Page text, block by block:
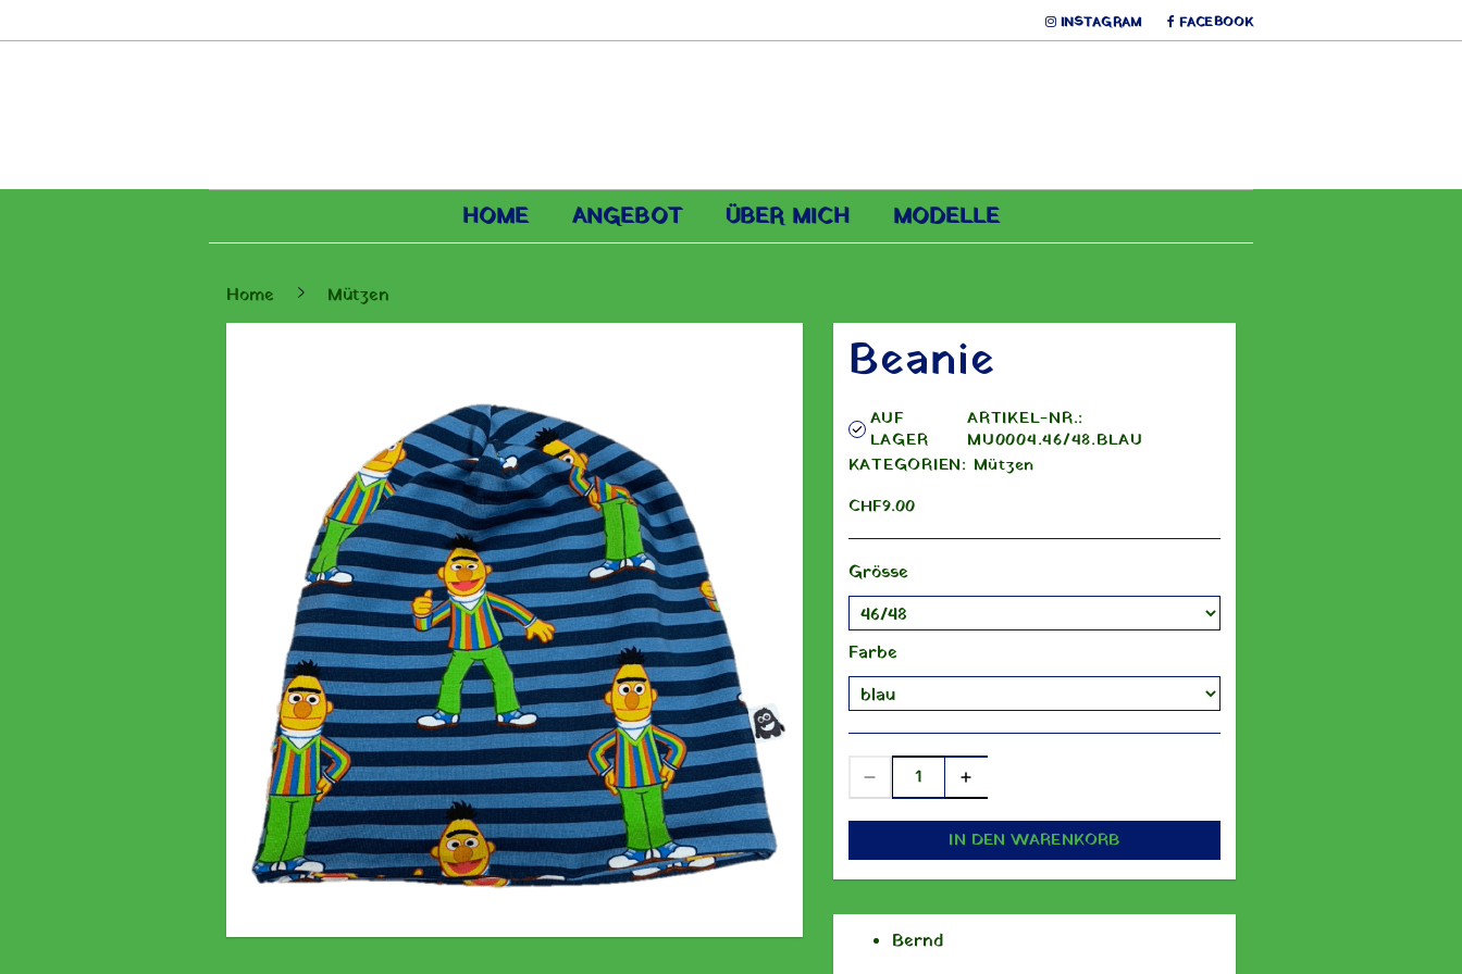
INSTAGRAM FACEBOOK
HOME ANGEBOT ÜBER MICH MODELLE
Home Mützen
Beanie
AUF
LAGER
ARTIKEL-NR.:
MU0004.46/48.BLAU
KATEGORIEN: Mützen
CHF 9.00
Grösse
Farbe
IN DEN WARENKORB
Bernd